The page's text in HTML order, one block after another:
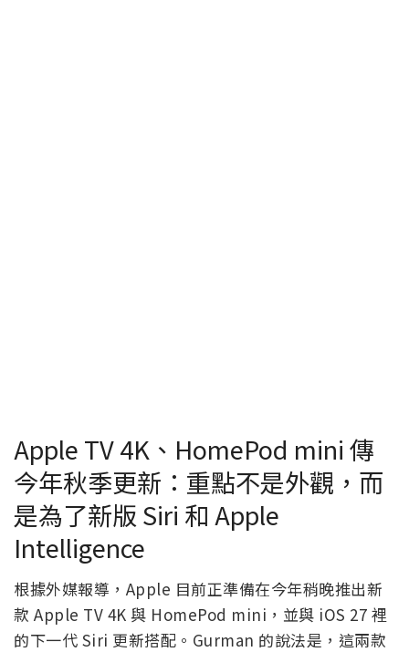
Apple TV 4K、HomePod mini 傳
今年秋季更新：重點不是外觀，而
是為了新版 Siri 和 Apple
Intelligence
根據外媒報導，Apple 目前正準備在今年稍晚推出新
款 Apple TV 4K 與 HomePod mini，並與 iOS 27 裡
的下一代 Siri 更新搭配。Gurman 的說法是，這兩款